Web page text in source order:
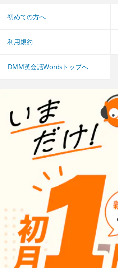
初めての方へ
利用規約
DMM英会話Wordsトップへ